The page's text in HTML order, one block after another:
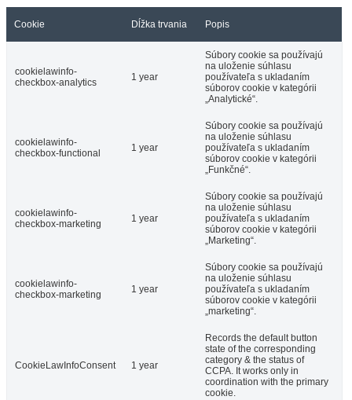
Cookie Dĺžka trvania Popis
cookielawinfo-
checkbox-analytics
1 year
Súbory cookie sa používajú
na uloženie súhlasu
používateľa s ukladaním
súborov cookie v kategórii
„Analytické“.
cookielawinfo-
checkbox-functional
1 year
Súbory cookie sa používajú
na uloženie súhlasu
používateľa s ukladaním
súborov cookie v kategórii
„Funkčné“.
cookielawinfo-
checkbox-marketing
1 year
Súbory cookie sa používajú
na uloženie súhlasu
používateľa s ukladaním
súborov cookie v kategórii
„Marketing“.
cookielawinfo-
checkbox-marketing
1 year
Súbory cookie sa používajú
na uloženie súhlasu
používateľa s ukladaním
súborov cookie v kategórii
„marketing“.
CookieLawInfoConsent 1 year
Records the default button
state of the corresponding
category & the status of
CCPA. It works only in
coordination with the primary
cookie.